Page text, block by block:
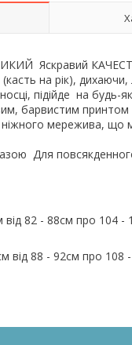
Яскравий
на рік),
підійде на будь-
барвистим
мережива, що
Для
82 - 88см про 104 -
від 88 - 92см про 108